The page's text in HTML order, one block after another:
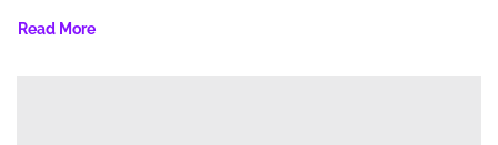
Read More